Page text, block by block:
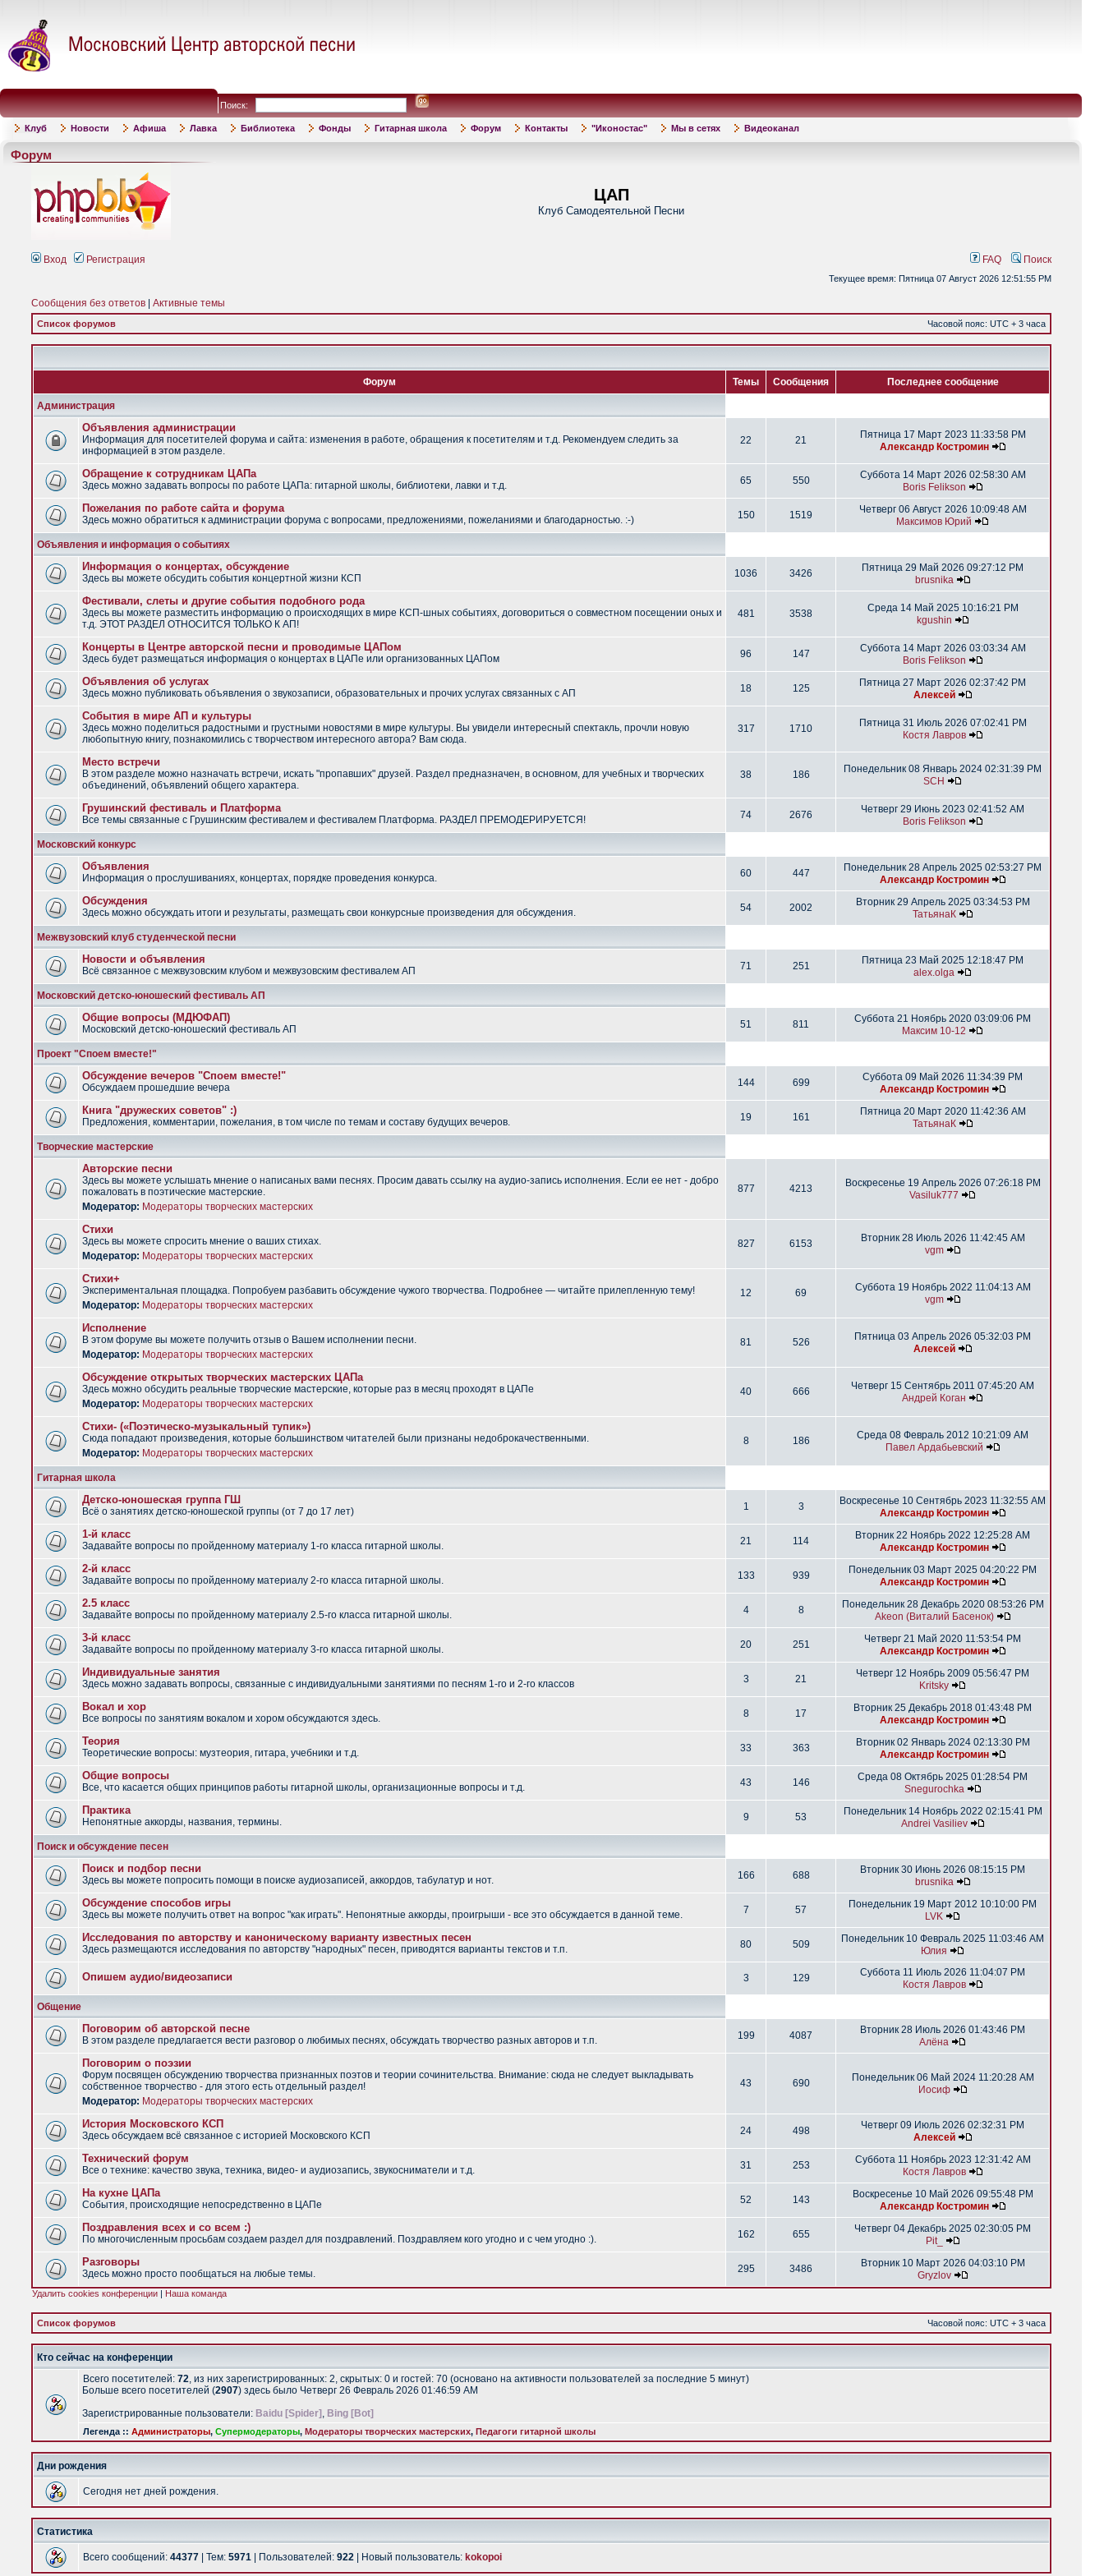
Поиск:
Клуб Новости Афиша Лавка Библиотека Фонды Гитарная школа Форум Контакты "Иконостас" Мы в сетях Видеоканал
Форум
ЦАП
Клуб Самодеятельной Песни
Вход Регистрация FAQ Поиск
Текущее время: Пятница 07 Август 2026 12:51:55 PM
Сообщения без ответов Активные темы
Список форумов Часовой пояс: UTC + 3 часа
Форум Темы Сообщения Последнее сообщение
Администрация
Объявления администрации
Информация для посетителей форума и сайта: изменения в работе, обращения к посетителям и т.д. Рекомендуем следить за
информацией в этом разделе.
22 21
Пятница 17 Март 2023 11:33:58 PM
Александр Костромин
Обращение к сотрудникам ЦАПа
Здесь можно задавать вопросы по работе ЦАПа: гитарной школы, библиотеки, лавки и т.д. 65 550
Суббота 14 Март 2026 02:58:30 AM
Boris Felikson
Пожелания по работе сайта и форума
Здесь можно обратиться к администрации форума с вопросами, предложениями, пожеланиями и благодарностью. :-) 150 1519
Четверг 06 Август 2026 10:09:48 AM
Максимов Юрий
Объявления и информация о событиях
Информация о концертах, обсуждение
Здесь вы можете обсудить события концертной жизни КСП 1036 3426
Пятница 29 Май 2026 09:27:12 PM
brusnika
Фестивали, слеты и другие события подобного рода
Здесь вы можете разместить информацию о происходящих в мире КСП-шных событиях, договориться о совместном посещении оных и
т.д. ЭТОТ РАЗДЕЛ ОТНОСИТСЯ ТОЛЬКО К АП!
481 3538
Среда 14 Май 2025 10:16:21 PM
kgushin
Концерты в Центре авторской песни и проводимые ЦАПом
Здесь будет размещаться информация о концертах в ЦАПе или организованных ЦАПом 96 147
Суббота 14 Март 2026 03:03:34 AM
Boris Felikson
Объявления об услугах
Здесь можно публиковать объявления о звукозаписи, образовательных и прочих услугах связанных с АП 18 125
Пятница 27 Март 2026 02:37:42 PM
Алексей
События в мире АП и культуры
Здесь можно поделиться радостными и грустными новостями в мире культуры. Вы увидели интересный спектакль, прочли новую
любопытную книгу, познакомились с творчеством интересного автора? Вам сюда.
317 1710
Пятница 31 Июль 2026 07:02:41 PM
Костя Лавров
Место встречи
В этом разделе можно назначать встречи, искать "пропавших" друзей. Раздел предназначен, в основном, для учебных и творческих
объединений, объявлений общего характера.
38 186
Понедельник 08 Январь 2024 02:31:39 PM
SCH
Грушинский фестиваль и Платформа
Все темы связанные с Грушинским фестивалем и фестивалем Платформа. РАЗДЕЛ ПРЕМОДЕРИРУЕТСЯ! 74 2676
Четверг 29 Июнь 2023 02:41:52 AM
Boris Felikson
Московский конкурс
Объявления
Информация о прослушиваниях, концертах, порядке проведения конкурса. 60 447
Понедельник 28 Апрель 2025 02:53:27 PM
Александр Костромин
Обсуждения
Здесь можно обсуждать итоги и результаты, размещать свои конкурсные произведения для обсуждения. 54 2002
Вторник 29 Апрель 2025 03:34:53 PM
ТатьянаК
Межвузовский клуб студенческой песни
Новости и объявления
Всё связанное с межвузовским клубом и межвузовским фестивалем АП 71 251
Пятница 23 Май 2025 12:18:47 PM
alex.olga
Московский детско-юношеский фестиваль АП
Общие вопросы (МДЮФАП)
Московский детско-юношеский фестиваль АП 51 811
Суббота 21 Ноябрь 2020 03:09:06 PM
Максим 10-12
Проект "Споем вместе!"
Обсуждение вечеров "Споем вместе!"
Обсуждаем прошедшие вечера 144 699
Суббота 09 Май 2026 11:34:39 PM
Александр Костромин
Книга "дружеских советов" :)
Предложения, комментарии, пожелания, в том числе по темам и составу будущих вечеров. 19 161
Пятница 20 Март 2020 11:42:36 AM
ТатьянаК
Творческие мастерские
Авторские песни
Здесь вы можете услышать мнение о написаных вами песнях. Просим давать ссылку на аудио-запись исполнения. Если ее нет - добро
пожаловать в поэтические мастерские.
Модератор: Модераторы творческих мастерских
877 4213
Воскресенье 19 Апрель 2026 07:26:18 PM
Vasiluk777
Стихи
Здесь вы можете спросить мнение о ваших стихах.
Модератор: Модераторы творческих мастерских
827 6153
Вторник 28 Июль 2026 11:42:45 AM
vgm
Стихи+
Экспериментальная площадка. Попробуем разбавить обсуждение чужого творчества. Подробнее — читайте прилепленную тему!
Модератор: Модераторы творческих мастерских
12 69
Суббота 19 Ноябрь 2022 11:04:13 AM
vgm
Исполнение
В этом форуме вы можете получить отзыв о Вашем исполнении песни.
Модератор: Модераторы творческих мастерских
81 526
Пятница 03 Апрель 2026 05:32:03 PM
Алексей
Обсуждение открытых творческих мастерских ЦАПа
Здесь можно обсудить реальные творческие мастерские, которые раз в месяц проходят в ЦАПе
Модератор: Модераторы творческих мастерских
40 666
Четверг 15 Сентябрь 2011 07:45:20 AM
Андрей Коган
Стихи- («Поэтическо-музыкальный тупик»)
Сюда попадают произведения, которые большинством читателей были признаны недоброкачественными.
Модератор: Модераторы творческих мастерских
8 186
Среда 08 Февраль 2012 10:21:09 AM
Павел Ардабьевский
Гитарная школа
Детско-юношеская группа ГШ
Всё о занятиях детско-юношеской группы (от 7 до 17 лет) 1 3
Воскресенье 10 Сентябрь 2023 11:32:55 AM
Александр Костромин
1-й класс
Задавайте вопросы по пройденному материалу 1-го класса гитарной школы. 21 114
Вторник 22 Ноябрь 2022 12:25:28 AM
Александр Костромин
2-й класс
Задавайте вопросы по пройденному материалу 2-го класса гитарной школы. 133 939
Понедельник 03 Март 2025 04:20:22 PM
Александр Костромин
2.5 класс
Задавайте вопросы по пройденному материалу 2.5-го класса гитарной школы. 4 8
Понедельник 28 Декабрь 2020 08:53:26 PM
Akeon (Виталий Басенок)
3-й класс
Задавайте вопросы по пройденному материалу 3-го класса гитарной школы. 20 251
Четверг 21 Май 2020 11:53:54 PM
Александр Костромин
Индивидуальные занятия
Здесь можно задавать вопросы, связанные с индивидуальными занятиями по песням 1-го и 2-го классов 3 21
Четверг 12 Ноябрь 2009 05:56:47 PM
Kritsky
Вокал и хор
Все вопросы по занятиям вокалом и хором обсуждаются здесь. 8 17
Вторник 25 Декабрь 2018 01:43:48 PM
Александр Костромин
Теория
Теоретические вопросы: музтеория, гитара, учебники и т.д. 33 363
Вторник 02 Январь 2024 02:13:30 PM
Александр Костромин
Общие вопросы
Все, что касается общих принципов работы гитарной школы, организационные вопросы и т.д. 43 146
Среда 08 Октябрь 2025 01:28:54 PM
Snegurochka
Практика
Непонятные аккорды, названия, термины. 9 53
Понедельник 14 Ноябрь 2022 02:15:41 PM
Andrei Vasiliev
Поиск и обсуждение песен
Поиск и подбор песни
Здесь вы можете попросить помощи в поиске аудиозаписей, аккордов, табулатур и нот. 166 688
Вторник 30 Июнь 2026 08:15:15 PM
brusnika
Обсуждение способов игры
Здесь вы можете получить ответ на вопрос "как играть". Непонятные аккорды, проигрыши - все это обсуждается в данной теме. 7 57
Понедельник 19 Март 2012 10:10:00 PM
LVK
Исследования по авторству и каноническому варианту известных песен
Здесь размещаются исследования по авторству "народных" песен, приводятся варианты текстов и т.п. 80 509
Понедельник 10 Февраль 2025 11:03:46 AM
Юлия
Опишем аудио/видеозаписи 3 129
Суббота 11 Июль 2026 11:04:07 PM
Костя Лавров
Общение
Поговорим об авторской песне
В этом разделе предлагается вести разговор о любимых песнях, обсуждать творчество разных авторов и т.п. 199 4087
Вторник 28 Июль 2026 01:43:46 PM
Алёна
Поговорим о поэзии
Форум посвящен обсуждению творчества признанных поэтов и теории сочинительства. Внимание: сюда не следует выкладывать
собственное творчество - для этого есть отдельный раздел!
Модератор: Модераторы творческих мастерских
43 690
Понедельник 06 Май 2024 11:20:28 AM
Иосиф
История Московского КСП
Здесь обсуждаем всё связанное с историей Московского КСП 24 498
Четверг 09 Июль 2026 02:32:31 PM
Алексей
Технический форум
Все о технике: качество звука, техника, видео- и аудиозапись, звукосниматели и т.д. 31 253
Суббота 11 Ноябрь 2023 12:31:42 AM
Костя Лавров
На кухне ЦАПа
События, происходящие непосредственно в ЦАПе 52 143
Воскресенье 10 Май 2026 09:55:48 PM
Александр Костромин
Поздравления всех и со всем :)
По многочисленным просьбам создаем раздел для поздравлений. Поздравляем кого угодно и с чем угодно :). 162 655
Четверг 04 Декабрь 2025 02:30:05 PM
Pit_
Разговоры
Здесь можно просто пообщаться на любые темы. 295 3486
Вторник 10 Март 2026 04:03:10 PM
Gryzlov
Удалить cookies конференции | Наша команда
Список форумов Часовой пояс: UTC + 3 часа
Кто сейчас на конференции
Всего посетителей: 72, из них зарегистрированных: 2, скрытых: 0 и гостей: 70 (основано на активности пользователей за последние 5 минут)
Больше всего посетителей (2907) здесь было Четверг 26 Февраль 2026 01:46:59 AM
Зарегистрированные пользователи: Baidu [Spider] , Bing [Bot]
Легенда :: Администраторы, Супермодераторы, Модераторы творческих мастерских, Педагоги гитарной школы
Дни рождения
Сегодня нет дней рождения.
Статистика
Всего сообщений: 44377 | Тем: 5971 | Пользователей: 922 | Новый пользователь: kokopoi